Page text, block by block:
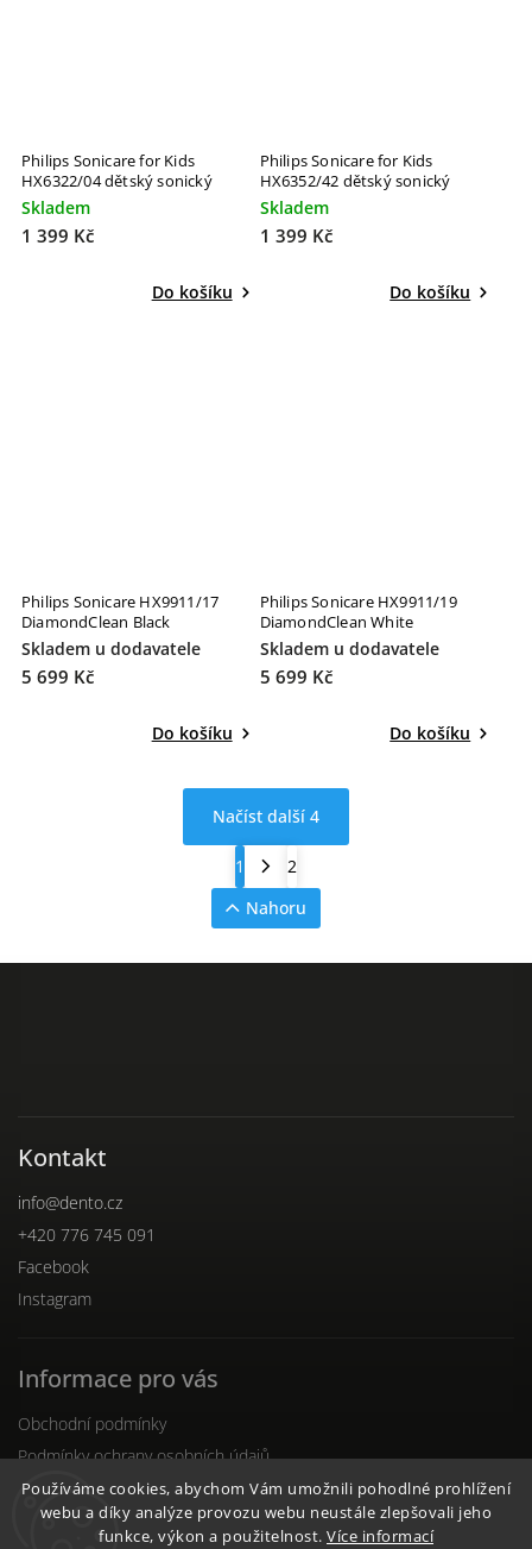
Používáme cookies, abychom Vám umožnili pohodlné prohlížení
webu a díky analýze provozu webu neustále zlepšovali jeho
funkce, výkon a použitelnost. Více informací
Philips Sonicare for Kids
HX6322/04 dětský sonický
kartáček modrý
Skladem
1 399 Kč
Do košíku
Philips Sonicare for Kids
HX6352/42 dětský sonický
kartáček růžový
Skladem
1 399 Kč
Do košíku
Philips Sonicare HX9911/17
DiamondClean Black
Skladem u dodavatele
5 699 Kč
Do košíku
Philips Sonicare HX9911/19
DiamondClean White
Skladem u dodavatele
5 699 Kč
Do košíku
Načíst další 4
1
2
Nahoru
Kontakt
info@dento.cz
+420 776 745 091
Facebook
Instagram
Informace pro vás
Obchodní podmínky
Podmínky ochrany osobních údajů
Reklamační řád